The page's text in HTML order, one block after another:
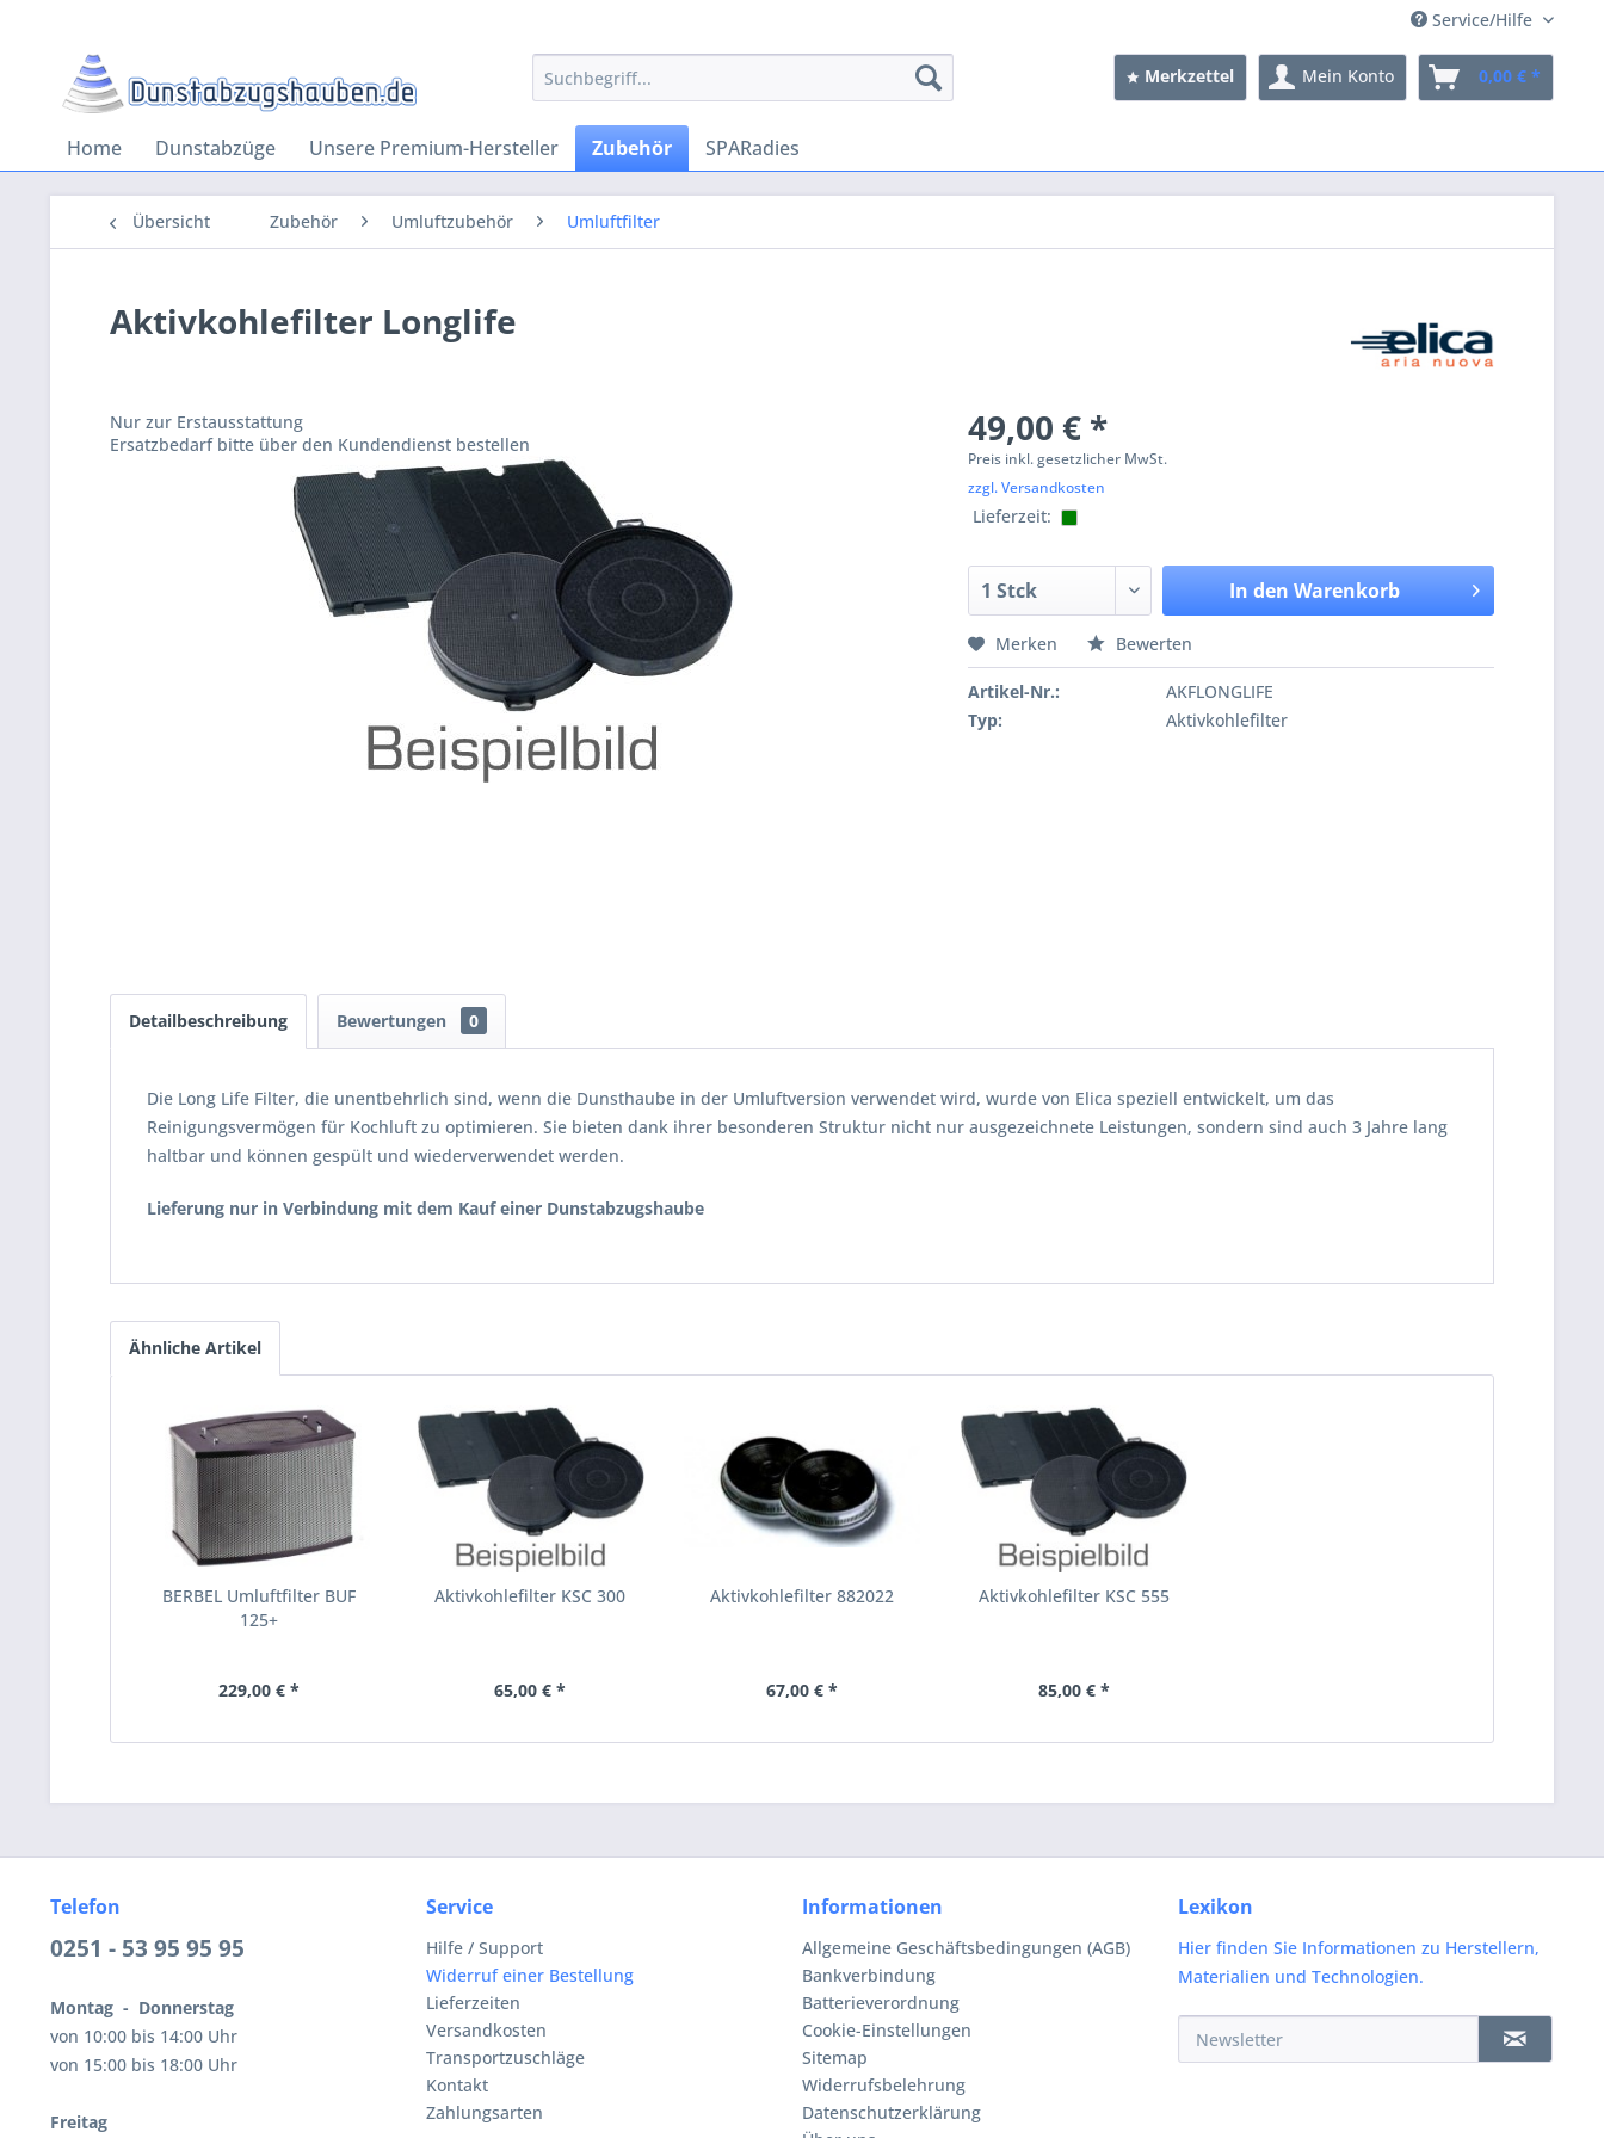
Service/Hilfe
Merkzettel Mein Konto 0,00 € *
Home Dunstabzüge Unsere Premium-Hersteller Zubehör SPARadies
Übersicht Zubehör Umluftzubehör Umluftfilter
Aktivkohlefilter Longlife
Nur zur Erstausstattung
Ersatzbedarf bitte über den Kundendienst bestellen
49,00 € *
Preis inkl. gesetzlicher MwSt.
zzgl. Versandkosten
Lieferzeit:
In den Warenkorb
Merken Bewerten
Artikel-Nr.:
AKFLONGLIFE
Typ:
Aktivkohlefilter
Detailbeschreibung Bewertungen 0
Die Long Life Filter, die unentbehrlich sind, wenn die Dunsthaube in der Umluftversion verwendet wird, wurde von Elica speziell entwickelt, um das
Reinigungsvermögen für Kochluft zu optimieren. Sie bieten dank ihrer besonderen Struktur nicht nur ausgezeichnete Leistungen, sondern sind auch 3 Jahre lang
haltbar und können gespült und wiederverwendet werden.
Lieferung nur in Verbindung mit dem Kauf einer Dunstabzugshaube
Ähnliche Artikel
BERBEL Umluftfilter BUF
125+
229,00 € *
Aktivkohlefilter KSC 300
65,00 € *
Aktivkohlefilter 882022
67,00 € *
Aktivkohlefilter KSC 555
85,00 € *
Telefon
0251 - 53 95 95 95
Montag - Donnerstag
von 10:00 bis 14:00 Uhr
von 15:00 bis 18:00 Uhr
Freitag
Service
Hilfe / Support
Widerruf einer Bestellung
Lieferzeiten
Versandkosten
Transportzuschläge
Kontakt
Zahlungsarten
Informationen
Allgemeine Geschäftsbedingungen (AGB)
Bankverbindung
Batterieverordnung
Cookie-Einstellungen
Sitemap
Widerrufsbelehrung
Datenschutzerklärung
Lexikon
Hier finden Sie Informationen zu Herstellern,
Materialien und Technologien.